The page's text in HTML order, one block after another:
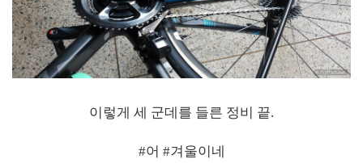
이렇게 세 군데를 들른 정비 끝.
#어 #겨울이네